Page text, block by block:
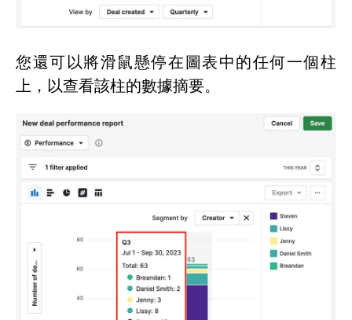
您還可以將滑鼠懸停在圖表中的任何一個柱
上，以查看該柱的數據摘要。